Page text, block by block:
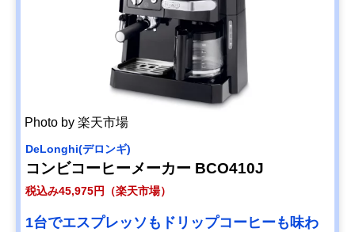
Photo by 楽天市場
DeLonghi(デロンギ)
コンビコーヒーメーカー BCO410J
税込み45,975円（楽天市場）
1台でエスプレッソもドリップコーヒーも味わ